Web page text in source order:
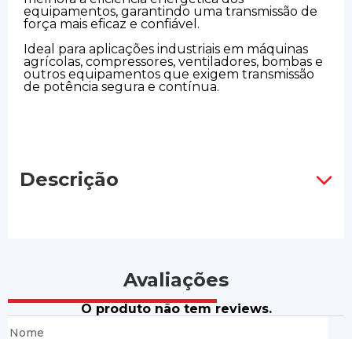
equipamentos, garantindo uma transmissão de
força mais eficaz e confiável.
Ideal para aplicações industriais em máquinas
agrícolas, compressores, ventiladores, bombas e
outros equipamentos que exigem transmissão
de potência segura e contínua.
Descrição
Avaliações
O produto não tem reviews.